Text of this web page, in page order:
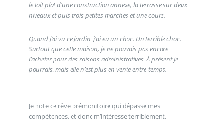
le toit plat d’une construction annexe, la terrasse sur deux
niveaux et puis trois petites marches et une cours.
Quand j’ai vu ce jardin, j’ai eu un choc. Un terrible choc.
Surtout que cette maison, je ne pouvais pas encore
l’acheter pour des raisons administratives. À présent je
pourrais, mais elle n’est plus en vente entre-temps.
Je note ce rêve prémonitoire qui dépasse mes
compétences, et donc m’intéresse terriblement.